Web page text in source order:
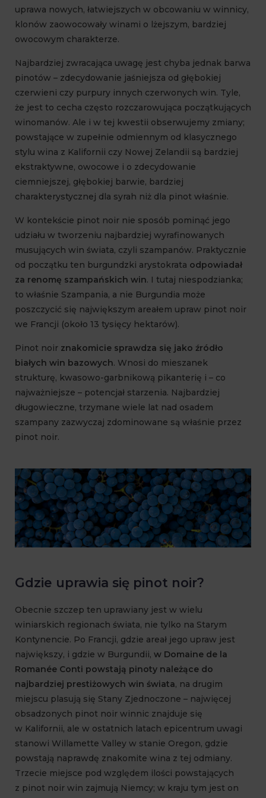
uprawa nowych, łatwiejszych w obcowaniu w winnicy,
klonów zaowocowały winami o lżejszym, bardziej
owocowym charakterze.
Najbardziej zwracająca uwagę jest chyba jednak barwa
pinotów – zdecydowanie jaśniejsza od głębokiej
czerwieni czy purpury innych czerwonych win. Tyle,
że jest to cecha często rozczarowująca początkujących
winomanów. Ale i w tej kwestii obserwujemy zmiany;
powstające w zupełnie odmiennym od klasycznego
stylu wina z Kalifornii czy Nowej Zelandii są bardziej
ekstraktywne, owocowe i o zdecydowanie
ciemniejszej, głębokiej barwie, bardziej
charakterystycznej dla syrah niż dla pinot właśnie.
W kontekście pinot noir nie sposób pominąć jego
udziału w tworzeniu najbardziej wyrafinowanych
musujących win świata, czyli szampanów. Praktycznie
od początku ten burgundzki arystokrata odpowiadał
za renomę szampańskich win. I tutaj niespodzianka;
to właśnie Szampania, a nie Burgundia może
poszczycić się największym areałem upraw pinot noir
we Francji (około 13 tysięcy hektarów).
Pinot noir znakomicie sprawdza się jako źródło
białych win bazowych. Wnosi do mieszanek
strukturę, kwasowo-garbnikową pikanterię i – co
najważniejsze – potencjał starzenia. Najbardziej
długowieczne, trzymane wiele lat nad osadem
szampany zazwyczaj zdominowane są właśnie przez
pinot noir.
Gdzie uprawia się pinot noir?
Obecnie szczep ten uprawiany jest w wielu
winiarskich regionach świata, nie tylko na Starym
Kontynencie. Po Francji, gdzie areał jego upraw jest
największy, i gdzie w Burgundii, w Domaine de la
Romanée Conti powstają pinoty należące do
najbardziej prestiżowych win świata, na drugim
miejscu plasują się Stany Zjednoczone – najwięcej
obsadzonych pinot noir winnic znajduje się
w Kalifornii, ale w ostatnich latach epicentrum uwagi
stanowi Willamette Valley w stanie Oregon, gdzie
powstają naprawdę znakomite wina z tej odmiany.
Trzecie miejsce pod względem ilości powstających
z pinot noir win zajmują Niemcy; w kraju tym jest on